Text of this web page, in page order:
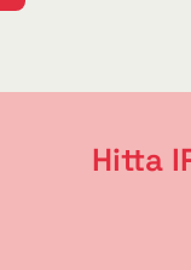
Hitta